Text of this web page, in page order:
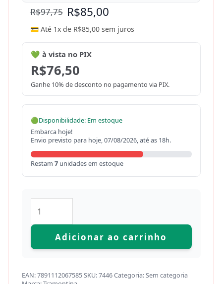
R$97,75 R$85,00
💳 Até 1x de R$85,00sem juros
💚 à vista no PIX
R$76,50
Ganhe 10% de desconto no pagamento via PIX.
🟢Disponibilidade: Em estoque
Embarca hoje!
Envio previsto para hoje, 07/08/2026, até as 18h.
Restam 7unidades em estoque
Adicionar ao carrinho
EAN:7891112067585SKU:7446Categoria:Sem categoria